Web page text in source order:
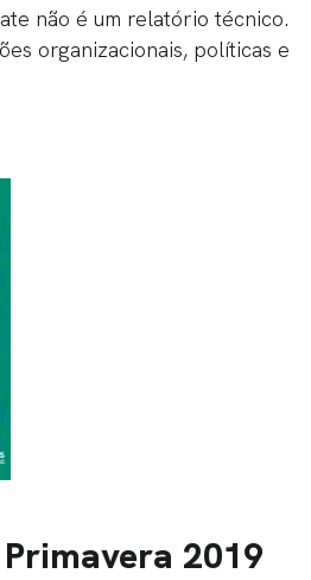
não é um relatório técnico.
organizacionais, políticas e
2019